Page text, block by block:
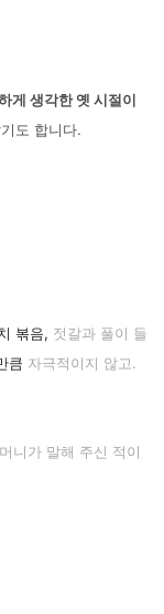
게 생각한 옛 시절이
도 합니다.
볶음, 젓갈과 풀이 들
큼 자극적이지 않고.
니가 말해 주신 적이